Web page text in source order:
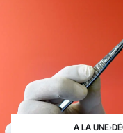
A LA UNE›